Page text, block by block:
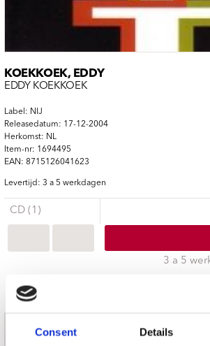
Consent Details
KOEKKOEK, EDDY
EDDY KOEKKOEK
Label: NIJ
Releasedatum: 17-12-2004
Herkomst: NL
Item-nr: 1694495
EAN: 8715126041623
Levertijd: 3 a 5 werkdagen
CD (1)
3 a 5